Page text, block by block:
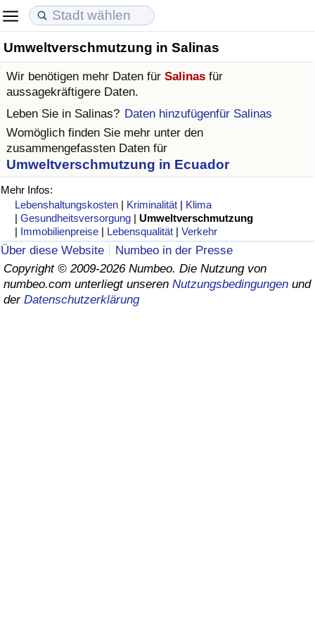
Umweltverschmutzung in Salinas
Wir benötigen mehr Daten für Salinas für
aussagekräftigere Daten.
Leben Sie in Salinas? Daten hinzufügenfür Salinas
Womöglich finden Sie mehr unter den
zusammengefassten Daten für
Umweltverschmutzung in Ecuador
Mehr Infos:
Lebenshaltungskosten | Kriminalität | Klima
|Gesundheitsversorgung |Umweltverschmutzung
| Immobilienpreise | Lebensqualität |Verkehr
Über diese Website
Numbeo in der Presse
Copyright © 2009-2026 Numbeo. Die Nutzung von
numbeo.com unterliegt unseren Nutzungsbedingungen und
der Datenschutzerklärung
Lebenshaltungskosten
Lebenshaltungskosten-Index (aktuell)
Lebenshaltungskosten-Index
Lebenshaltungskosten-Index nach Land
in Akaba
Immobilienpreise
Immobilienpreis-Index (aktuell)
Immobilienpreis-Index
Immobilienpreis-Index nach Land
Lebensqualität
Lebensqualität-Index
Lebensqualität-Index (aktuell)
Lebensqualitätsindex nach Land
Kriminalität
Kriminalitäts-Index (aktuell)
Kriminalitäts-Index
Kriminalitätsindex nach Land